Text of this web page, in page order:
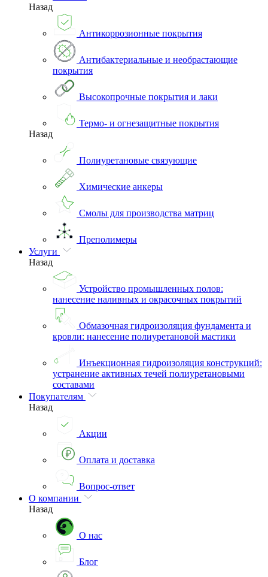
Назад
Антикоррозионные покрытия
Антибактериальные и необрастающие
покрытия
Высокопрочные покрытия и лаки
Термо- и огнезащитные покрытия
Назад
Полиуретановые связующие
Химические анкеры
Смолы для производства матриц
Преполимеры
Услуги
Назад
Устройство промышленных полов:
нанесение наливных и окрасочных покрытий
Обмазочная гидроизоляция фундамента и
кровли: нанесение полиуретановой мастики
Инъекционная гидроизоляция конструкций:
устранение активных течей полиуретановыми
составами
Покупателям
Назад
Акции
Оплата и доставка
Вопрос-ответ
О компании
Назад
О нас
Блог